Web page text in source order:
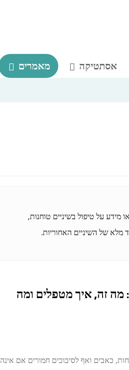
אסתטיקה מאמרים
מידע על טיפול בשיניים טוחנות,
מלא של השיניים האחוריות.
מה זה, איך מטפלים ומה
כאבים ואף לסיבוכים חמורים אם אינה